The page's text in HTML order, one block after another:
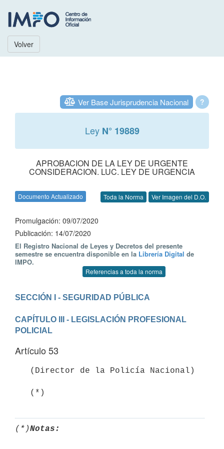
Volver
?
Ver Base Jurisprudencia Nacional
Ley N° 19889
APROBACION DE LA LEY DE URGENTE
CONSIDERACION. LUC. LEY DE URGENCIA
Documento Actualizado Toda la Norma Ver Imagen del D.O.
Promulgación: 09/07/2020
Publicación: 14/07/2020
El Registro Nacional de Leyes y Decretos del presente
semestre se encuentra disponible en la Librería Digital de
IMPO.
Referencias a toda la norma
CAPÍTULO III - LEGISLACIÓN PROFESIONAL
POLICIAL
Artículo 53
   (*)
(*)Notas: